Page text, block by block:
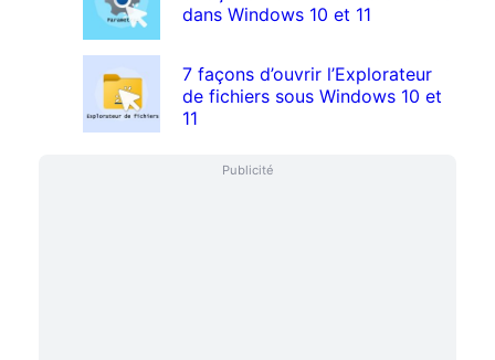
dans Windows 10 et 11
7 façons d’ouvrir l’Explorateur
de fichiers sous Windows 10 et
11
Publicité